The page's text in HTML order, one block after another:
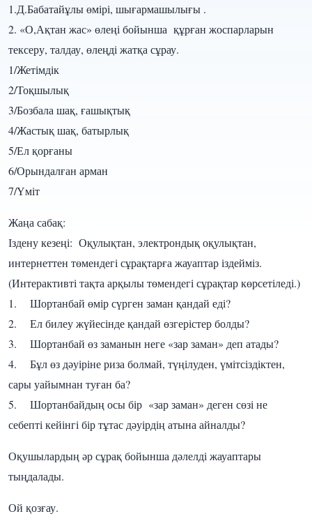
1.Д.Бабатайұлы өмірі, шығармашылығы .
2. «О,Ақтан жас» өлеңі бойынша құрған жоспарларын
тексеру, талдау, өлеңді жатқа сұрау.
1/Жетімдік
2/Тоқшылық
3/Бозбала шақ, ғашықтық
4/Жастық шақ, батырлық
5/Ел қорғаны
6/Орындалған арман
7/Үміт
Жаңа сабақ:
Іздену кезеңі: Оқулықтан, электрондық оқулықтан,
интернеттен төмендегі сұрақтарға жауаптар іздейміз.
(Интерактивті тақта арқылы төмендегі сұрақтар көрсетіледі.)
1. Шортанбай өмір сүрген заман қандай еді?
2. Ел билеу жүйесінде қандай өзгерістер болды?
3. Шортанбай өз заманын неге «зар заман» деп атады?
4. Бұл өз дәуіріне риза болмай, түңілуден, үмітсіздіктен,
сары уайымнан туған ба?
5. Шортанбайдың осы бір «зар заман» деген сөзі не
себепті кейінгі бір тұтас дәуірдің атына айналды?
Оқушылардың әр сұрақ бойынша дәлелді жауаптары
тыңдалады.
Ой қозғау.